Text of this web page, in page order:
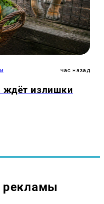
час назад
ждёт излишки